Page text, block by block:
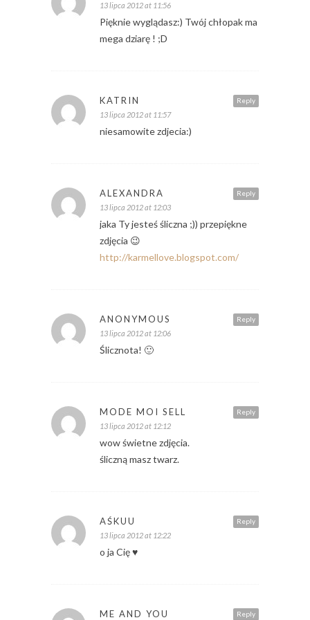
13 lipca 2012 at 11:56
Pięknie wyglądasz:) Twój chłopak ma
mega dziarę ! ;D
Reply
KATRIN
13 lipca 2012 at 11:57
niesamowite zdjecia:)
Reply
ALEXANDRA
13 lipca 2012 at 12:03
jaka Ty jesteś śliczna ;)) przepiękne
zdjęcia 😉
http://karmellove.blogspot.com/
Reply
ANONYMOUS
13 lipca 2012 at 12:06
Ślicznota! 🙂
Reply
MODE MOI SELL
13 lipca 2012 at 12:12
wow świetne zdjęcia.
śliczną masz twarz.
Reply
AŚKUU
13 lipca 2012 at 12:22
o ja Cię ♥
Reply
ME AND YOU